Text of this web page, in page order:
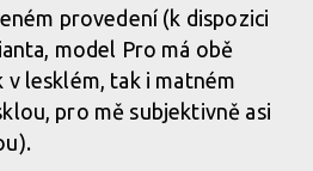
provedení (k dispozici
model Pro má obě
v lesklém, tak i matném
pro mě subjektivně asi